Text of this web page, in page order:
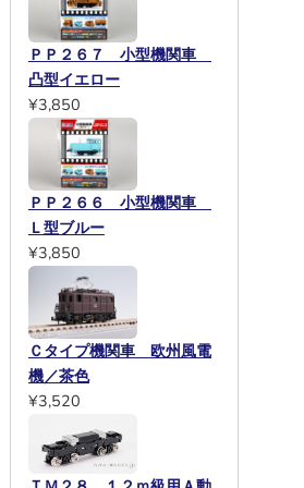
ＰＰ２６７ 小型機関車
凸型イエロー
¥3,850
ＰＰ２６６ 小型機関車
Ｌ型ブルー
¥3,850
Ｃタイプ機関車 欧州風電
機／茶色
¥3,520